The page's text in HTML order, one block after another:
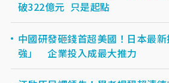
破322億元 只是起點
中國研發砸錢首超美國！日本最
強」 企業投入成最大推力